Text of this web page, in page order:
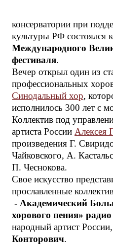
консерватории при
культуры РФ состоялся
Международного
фестиваля.
Вечер открыл один из
профессиональных
Синодальный хор,
исполнилось 300 лет с
Коллектив под
артиста России Алексея
произведения Г.
Чайковского, А.
П. Чеснокова.
Свое искусство
прославленные
- Академический
хорового пения»
народный артист
Конторович.